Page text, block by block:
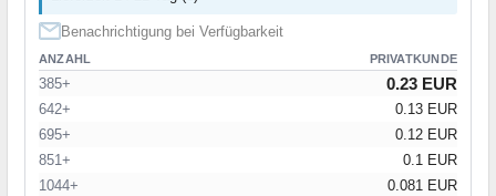
Benachrichtigung bei Verfügbarkeit
ANZAHL PRIVATKUNDE
385+ 0.23 EUR
642+
0.13 EUR
695+
0.12 EUR
851+
0.1 EUR
1044+
0.081 EUR